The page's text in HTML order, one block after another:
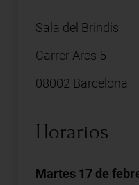
Sala del Brindis
Carrer Arcs 5
08002 Barcelona
Horarios
Martes 17 de